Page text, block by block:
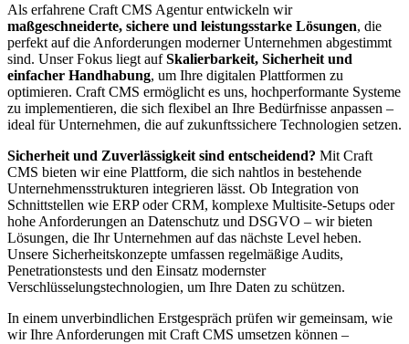
Als erfahrene Craft CMS Agentur entwickeln wir
maßgeschneiderte, sichere und leistungsstarke Lösungen, die
perfekt auf die Anforderungen moderner Unternehmen abgestimmt
sind. Unser Fokus liegt aufSkalierbarkeit, Sicherheit und
einfacher Handhabung, um Ihre digitalen Plattformen zu
optimieren. Craft CMS ermöglicht es uns, hochperformante Systeme
zu implementieren, die sich flexibel an Ihre Bedürfnisse anpassen –
ideal für Unternehmen, die auf zukunftssichere Technologien setzen.
Sicherheit und Zuverlässigkeit sind entscheidend? Mit Craft
CMS bieten wir eine Plattform, die sich nahtlos in bestehende
Unternehmensstrukturen integrieren lässt. Ob Integration von
Schnittstellen wie ERP oder CRM, komplexe Multisite-Setups oder
hohe Anforderungen an Datenschutz und DSGVO – wir bieten
Lösungen, die Ihr Unternehmen auf das nächste Level heben.
Unsere Sicherheitskonzepte umfassen regelmäßige Audits,
Penetrationstests und den Einsatz modernster
Verschlüsselungstechnologien, um Ihre Daten zu schützen.
In einem unverbindlichen Erstgespräch prüfen wir gemeinsam, wie
wir Ihre Anforderungen mit Craft CMS umsetzen können –